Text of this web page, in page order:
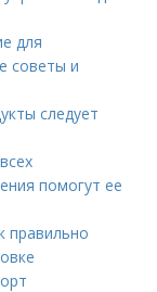
для
советы и
следует
помогут ее
правильно